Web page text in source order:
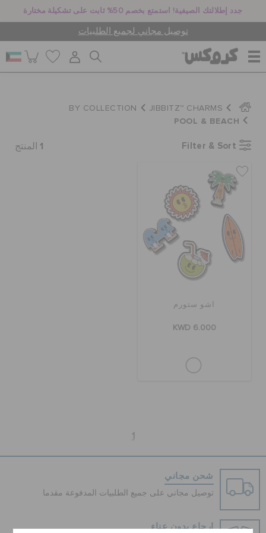
جدد إطلالتك الصيفية! استمتع بخصم 50% ثابت على تشكيلة مختارة
توصيل مجاني لجميع الطلبيات
أطفال
جيبيتز تشارمز
كروكس لمكان العمل
JIBBITZ™ CHARMS
BY COLLECTION
POOL & BEACH
Filter & Sort
1 المنتج
اشو ستورم
KWD 6.000
1
شحن مجاني
توصيل مجاني على جميع الطلبيات المدفوعة مقدما
إرجاع بدون عناء